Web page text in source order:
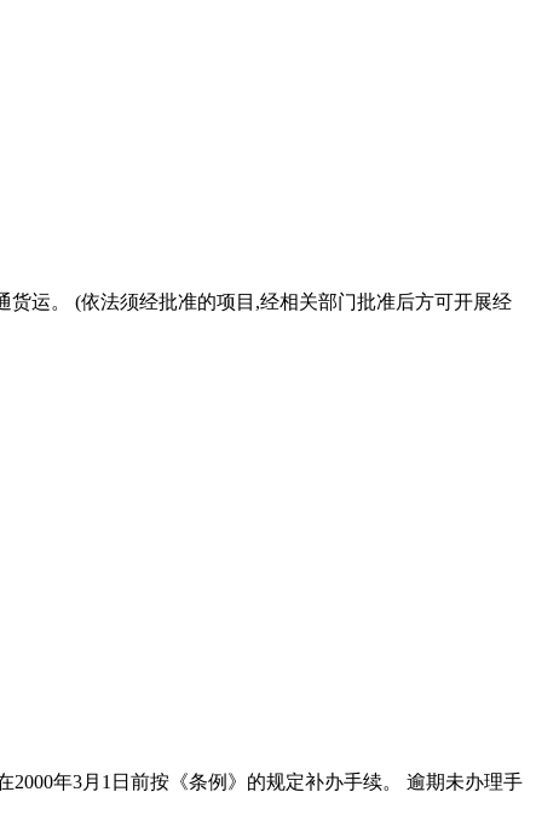
运。 (依法须经批准的项目,经相关部门批准后方可开展经
年3月1日前按《条例》的规定补办手续。 逾期未办理手